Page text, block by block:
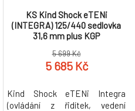
KS Kind Shock eTENi
(INTEGRA) 125/440 sedlovka
31,6 mm plus KGP
5 699 Kč
5 685 Kč
Kind Shock eTENi Integra
(ovládání z řidítek, vedení